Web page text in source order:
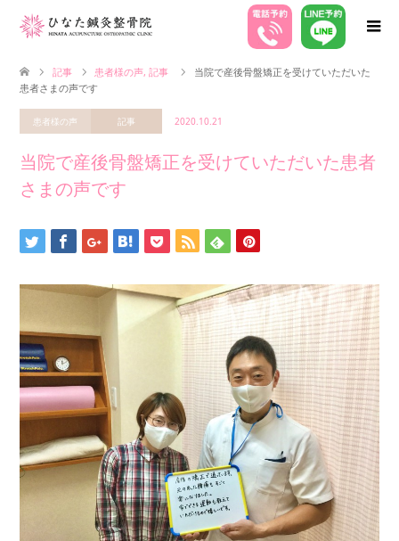
記事 患者様の声, 記事
当院で産後骨盤矯正を受けていただいた
患者さまの声です
患者様の声 記事 2020.10.21
当院で産後骨盤矯正を受けていただいた患者
さまの声です